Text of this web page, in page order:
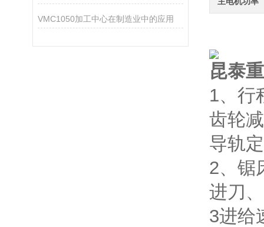
VMC1050加工中心在制造业中的应用
昆泰
1、行
齿轮
导轨
2、锯
进刀
3进给